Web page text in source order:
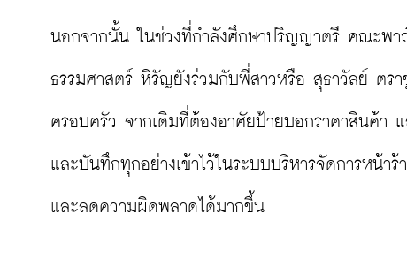
นอกจากนั้น ในช่วงที่กำลังศึกษาปริญญาตรี คณะพา
ธรรมศาสตร์ หิรัญยังร่วมกับพี่สาวหรือ สุธาวัลย์ ตร
ครอบครัว จากเดิมที่ต้องอาศัยป้ายบอกราคาสินค้า แ
และบันทึกทุกอย่างเข้าไว้ในระบบบริหารจัดการหน้า
และลดความผิดพลาดได้มากขึ้น